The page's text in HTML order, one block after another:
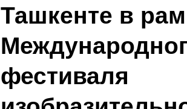
Ташкенте в
фестиваля